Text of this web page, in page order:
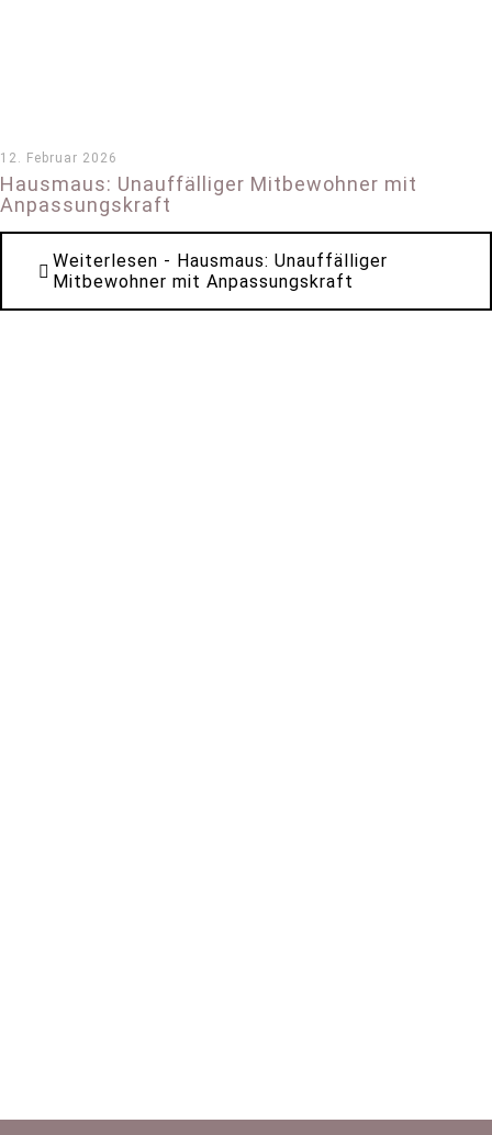
12. Februar 2026
Hausmaus: Unauffälliger Mitbewohner mit
Anpassungskraft
Weiterlesen - Hausmaus: Unauffälliger
Mitbewohner mit Anpassungskraft